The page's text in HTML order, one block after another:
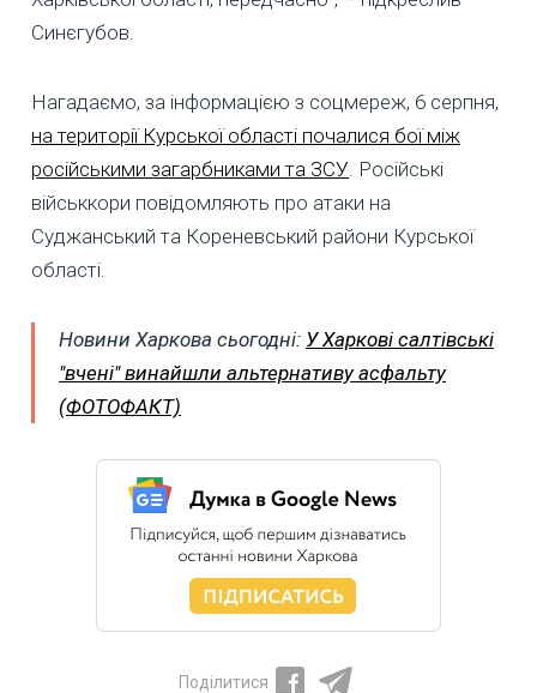
Синєгубов.
Нагадаємо, за інформацією з соцмереж, 6 серпня,
на території Курської області почалися бої між
російськими загарбниками та ЗСУ. Російські
військкори повідомляють про атаки на
Суджанський та Кореневський райони Курської
області.
Новини Харкова сьогодні: У Харкові салтівські
"вчені" винайшли альтернативу асфальту
(ФОТОФАКТ)
Поділитися